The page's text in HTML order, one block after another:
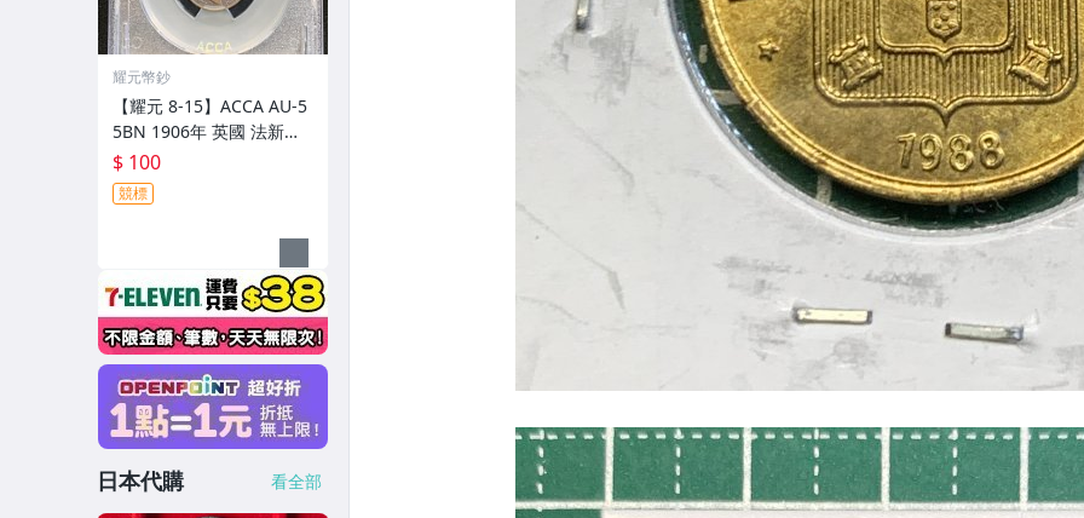
耀元幣鈔
【耀元 8-15】ACCA AU-5
5BN 1906年 英國 法新
（Farthing)--lrx34
$ 100
競標
日本代購 看全部